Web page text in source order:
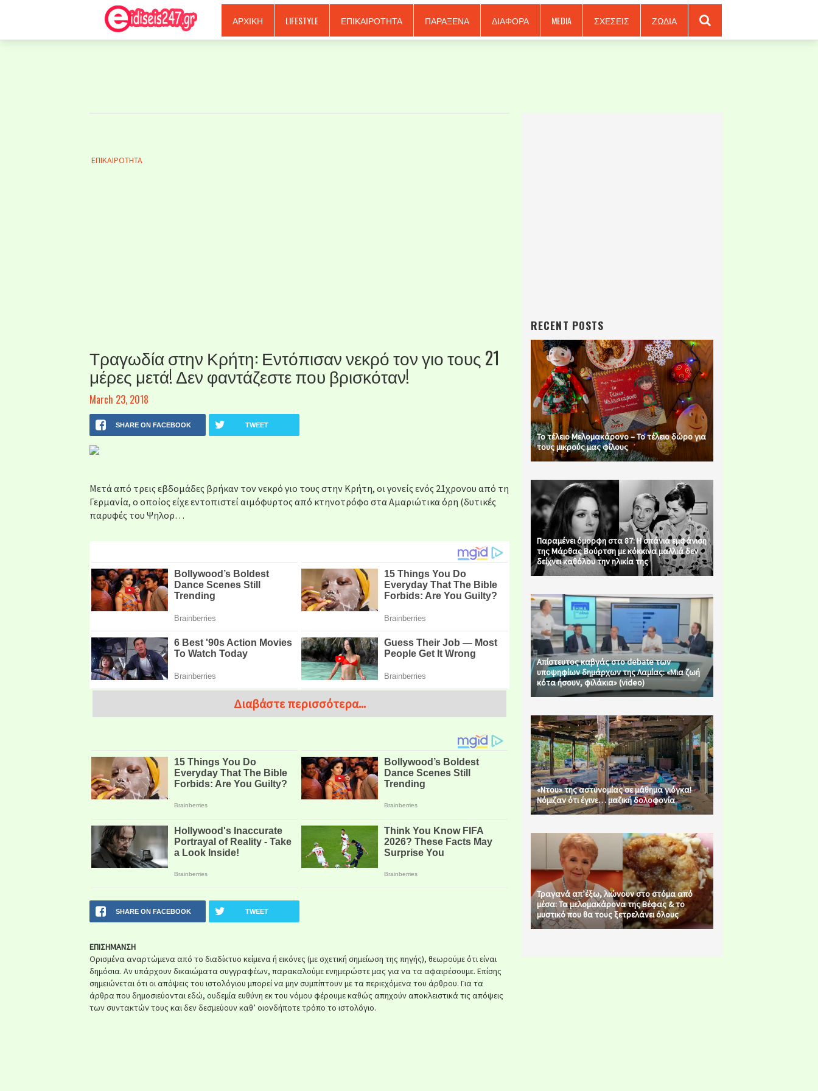
Ξερόλας ΑΡΧΙΚΗ LIFESTYLE ΕΠΙΚΑΙΡΟΤΗΤΑ ΠΑΡΑΞΕΝΑ ΔΙΑΦΟΡΑ MEDIA ΣΧΕΣΕΙΣ ΖΩΔΙΑ
ΕΠΙΚΑΙΡΟΤΗΤΑ
Τραγωδία στην Κρήτη: Εντόπισαν νεκρό τον γιο τους 21
μέρες μετά! Δεν φαντάζεστε που βρισκόταν!
March 23, 2018
SHARE ON FACEBOOK TWEET
Μετά από τρεις εβδομάδες βρήκαν τον νεκρό γιο τους στην Κρήτη, οι γονείς ενός 21χρονου από τη
Γερμανία, ο οποίος είχε εντοπιστεί αιμόφυρτος από κτηνοτρόφο στα Αμαριώτικα όρη (δυτικές
παρυφές του Ψηλορ…
Διαβάστε περισσότερα...
SHARE ON FACEBOOK TWEET
ΕΠΙΣΗΜΑΝΣΗ
Ορισμένα αναρτώμενα από το διαδίκτυο κείμενα ή εικόνες (με σχετική σημείωση της πηγής), θεωρούμε ότι είναι
δημόσια. Αν υπάρχουν δικαιώματα συγγραφέων, παρακαλούμε ενημερώστε μας για να τα αφαιρέσουμε. Επίσης
σημειώνεται ότι οι απόψεις του ιστολόγιου μπορεί να μην συμπίπτουν με τα περιεχόμενα του άρθρου. Για τα
άρθρα που δημοσιεύονται εδώ, ουδεμία ευθύνη εκ του νόμου φέρουμε καθώς απηχούν αποκλειστικά τις απόψεις
των συντακτών τους και δεν δεσμεύουν καθ’ οιονδήποτε τρόπο το ιστολόγιο.
RECENT POSTS
Το τέλειο Μελομακάρονο – Το τέλειο δώρο για
τους μικρούς μας φίλους
Παραμένει όμορφη στα 87: Η σπάνια εμφάνιση
της Μάρθας Βούρτση με κόκκινα μαλλιά δεν
δείχνει καθόλου την ηλικία της
Απίστευτος καβγάς στο debate των
υποψηφίων δημάρχων της Λαμίας: «Μια ζωή
κότα ήσουν, φιλάκια» (video)
«Ντου» της αστυνομίας σε μάθημα γιόγκα!
Νόμιζαν ότι έγινε… μαζική δολοφονία
Τραγανά απ’έξω, λιώνουν στο στόμα από
μέσα: Τα μελομακάρονα της Βέφας & το
μυστικό που θα τους ξετρελάνει όλους